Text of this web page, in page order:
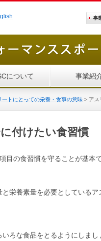
事
について 事業紹
ートにとっての栄養・食事の意味 > アス
付けたい食習慣
目の食習慣を守ることが基本で
栄養素量を必要としている
ろな食品をとるようにしま